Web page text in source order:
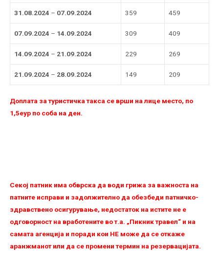
31.08.2024 – 07.09.2024 359 459
07.09.2024 – 14.09.2024 309 409
14.09.2024 – 21.09.2024 229 269
21.09.2024 – 28.09.2024 149 209
Доплата за туристичка такса се врши на лице место, по
1,5еур по соба на ден.
Секој патник има обврска да води грижа за важноста на
патните исправи и задолжително да обезбеди патничко-
здравствено осигурување, недостаток на истите не е
одговорност на вработените во т.а. „Пикник травел“ и на
самата агенција и поради кои НЕ можe да се откаже
аранжманот или да се промени термин на резервацијата.